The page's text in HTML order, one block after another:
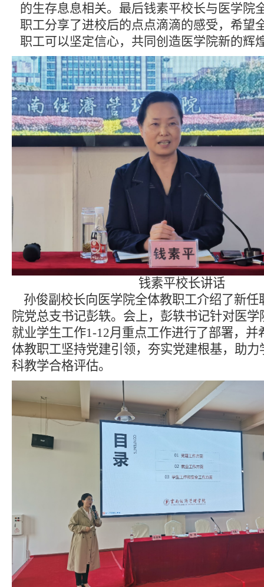
的生存息息相关。最后钱素平校长与医学院
职工分享了进校后的点点滴滴的感受，希望
职工可以坚定信心，共同创造医学院新的辉
钱素平校长讲话
孙俊副校长向医学院全体教职工介绍了新任
院党总支书记彭轶。会上，彭轶书记针对医学
就业学生工作1-12月重点工作进行了部署，并
体教职工坚持党建引领，夯实党建根基，助力
科教学合格评估。